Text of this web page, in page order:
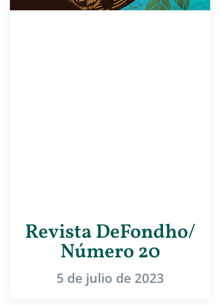
Revista DeFondho/
Número 20
5 de julio de 2023